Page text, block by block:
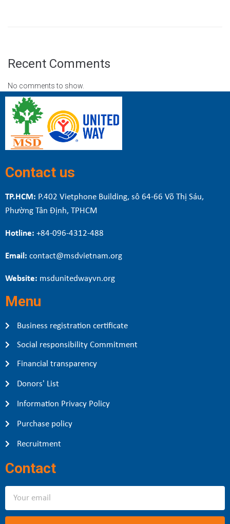
Recent Comments
No comments to show.
Contact us
TP.HCM: P.402 Vietphone Building, sô 64-66 Võ Thị Sáu,
Phường Tân Định, TPHCM
Hotline: +84-096-4312-488
Email: contact@msdvietnam.org
Website: msdunitedwayvn.org
Menu
Business registration certificate
Social responsibility Commitment
Financial transparency
Donors' List
Information Privacy Policy
Purchase policy
Recruitment
Contact